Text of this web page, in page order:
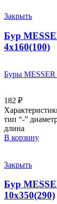
Закрыть
Бур
4х160(100)
Буры
182 ₽
тип “-”
длина
В корзину
Закрыть
Бур
10х350(290)